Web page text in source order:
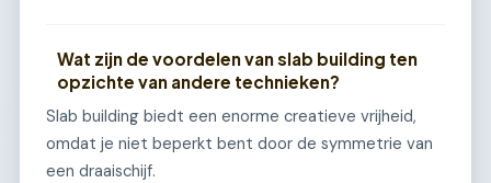
Wat zijn de voordelen van slab building ten
opzichte van andere technieken?
Slab building biedt een enorme creatieve vrijheid,
omdat je niet beperkt bent door de symmetrie van
een draaischijf.